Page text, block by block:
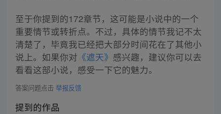
至于你提到的172章节，这可能是小说中的一个
重要情节或转折点。不过，具体的情节我记不太
清楚了，毕竟我已经把大部分时间花在了其他小
说上。如果你对 《遮天》 感兴趣，建议你可以去
看看这部小说，感受一下它的魅力。
答案问题点击 举报反馈
提到的作品